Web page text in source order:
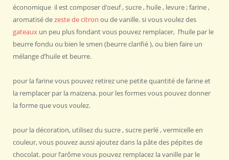
économique il est composer d’oeuf , sucre , huile , levure ; farine ,
aromatisé dezeste de citron ou de vanille. si vous voulez des
gateaux un peu plus fondant vous pouvez remplacer, l’huile par le
beurre fondu ou bien le smen (beurre clarifié ), ou bien faire un
mélange d’huile et beurre.
pour la farine vous pouvez retirez une petite quantité de farine et
la remplacer par la maïzena. pour les formes vous pouvez donner
la forme que vous voulez.
pour la décoration, utilisez du sucre , sucre perlé , vermicelle en
couleur, vous pouvez aussi ajoutez dans la pâte des pépites de
chocolat. pour l’arôme vous pouvez remplacez la vanille par le